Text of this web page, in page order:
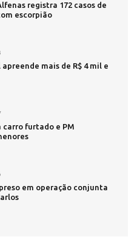
registra 172 casos de
escorpião
mais de R$ 4 mil e
carro furtado e PM
em operação conjunta